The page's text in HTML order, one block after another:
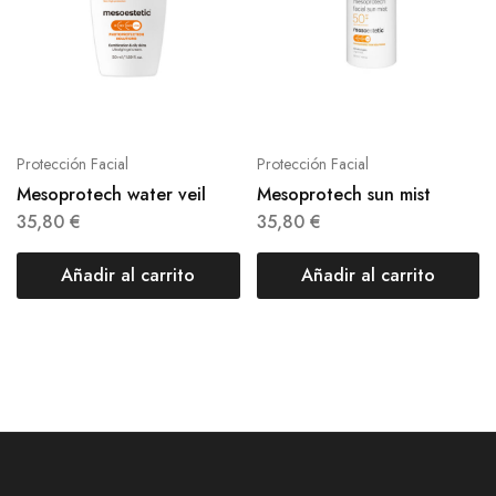
Protección Facial
Mesoprotech water veil
35,80 €
Añadir al carrito
Protección Facial
Mesoprotech sun mist
35,80 €
Añadir al carrito